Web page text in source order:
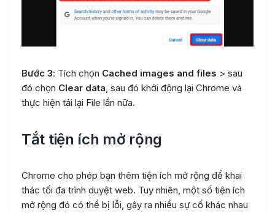
Bước 3: Tích chọn Cached images and files > sau
đó chọn Clear data, sau đó khởi động lại Chrome và
thực hiện tải lại File lần nữa.
Tắt tiện ích mở rộng
Chrome cho phép bạn thêm tiện ích mở rộng để khai
thác tối đa trình duyệt web. Tuy nhiên, một số tiện ích
mở rộng đó có thể bị lỗi, gây ra nhiều sự cố khác nhau